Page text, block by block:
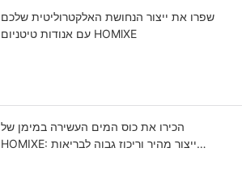
שפרו את ייצור הנחושת האלקטרוליטית שלכם
עם אנודות טיטניום HOMlXE
הכירו את כוס המים העשירה במימן של
HOMIXE: ייצור מהיר וריכוז גבוה לבריאות